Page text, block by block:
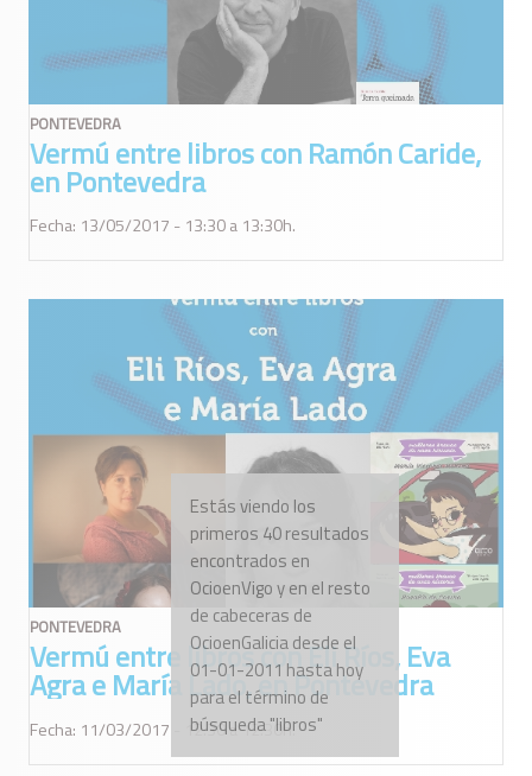
PONTEVEDRA
Vermú entre libros con Ramón Caride,
en Pontevedra
Fecha: 13/05/2017 - 13:30 a 13:30h.
PONTEVEDRA
Vermú entre libros con Eli Ríos, Eva
Agra e María Lado, en Pontevedra
Fecha: 11/03/2017 - 12:30 a 12:30h.
Estás viendo los
primeros 40 resultados
encontrados en
OcioenVigo y en el resto
de cabeceras de
OcioenGalicia desde el
01-01-2011 hasta hoy
para el término de
búsqueda "libros"